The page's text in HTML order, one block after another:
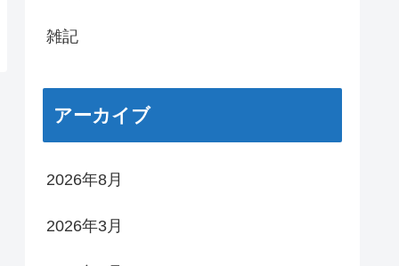
雑記
アーカイブ
2026年8月
2026年3月